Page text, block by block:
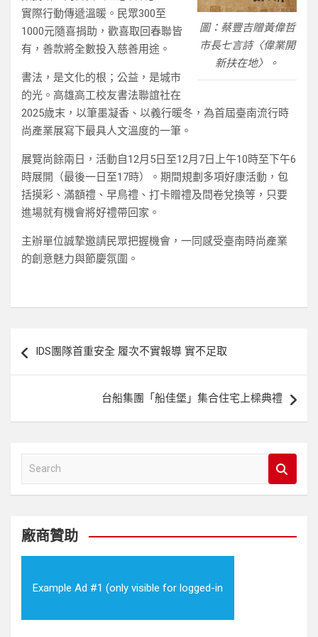
圖：蔡豐吉贈黃偉哲
市長七言詩〈偉業開
新扶在地〉。
實際行動傳遞溫暖。民眾300至
1000元隨喜捐助，歡喜取回春聯皆
有，善款將全數投入慈善用途。
書法，是文化的根；公益，是城市
的光。高雄高工校友書法聯誼社在
2025歲末，以筆墨凝香、以義行暖冬，為首屆臺南流行時
尚產業展寫下最具人文溫度的一筆。
展覽尚餘兩日，活動自12月5日至12月7日上午10時至下午6
時展開（最後一日至17時）。期間規劃多項好康活動，包
括摸彩、滿額禮、早鳥禮、打卡贈禮及問卷兌換等，只要
進場就有機會將好禮帶回家。
主辦單位誠摯邀請民眾把握機會，一同感受臺南時尚產業
的創意魅力與節慶氛圍。
章
IDS團隊首重安全 履次不實報導 實不足取
台船集團「船佳堡」集合住宅上樑典禮
a
c
廠商贊助
Example Ad #1 (only visible for logged-in